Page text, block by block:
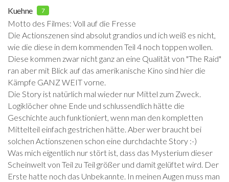
Kuehne 7
Motto des Filmes: Voll auf die Fresse
Die Actionszenen sind absolut grandios und ich weiß es nicht,
wie die diese in dem kommenden Teil 4 noch toppen wollen.
Diese kommen zwar nicht ganz an eine Qualität von "The Raid"
ran aber mit Blick auf das amerikanische Kino sind hier die
Kämpfe GANZ WEIT vorne.
Die Story ist natürlich mal wieder nur Mittel zum Zweck.
Logiklöcher ohne Ende und schlussendlich hätte die
Geschichte auch funktioniert, wenn man den kompletten
Mittelteil einfach gestrichen hätte. Aber wer braucht bei
solchen Actionszenen schon eine durchdachte Story :-)
Was mich eigentlich nur stört ist, dass das Mysterium dieser
Scheinwelt von Teil zu Teil größer und damit gelüftet wird. Der
Erste hatte noch das Unbekannte. In meinen Augen muss man